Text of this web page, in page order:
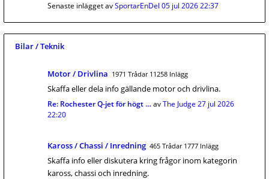
Senaste inlägget avSportarEnDel 05 jul 2026 22:37
Bilar / Teknik
Motor / Drivlina 1971 Trådar 11258 Inlägg
Skaffa eller dela info gällande motor och drivlina.
Re: Rochester Q-jet för högt … avThe Judge 27 jul 2026
22:20
Kaross / Chassi / Inredning 465 Trådar 1777 Inlägg
Skaffa info eller diskutera kring frågor inom kategorin
kaross, chassi och inredning.